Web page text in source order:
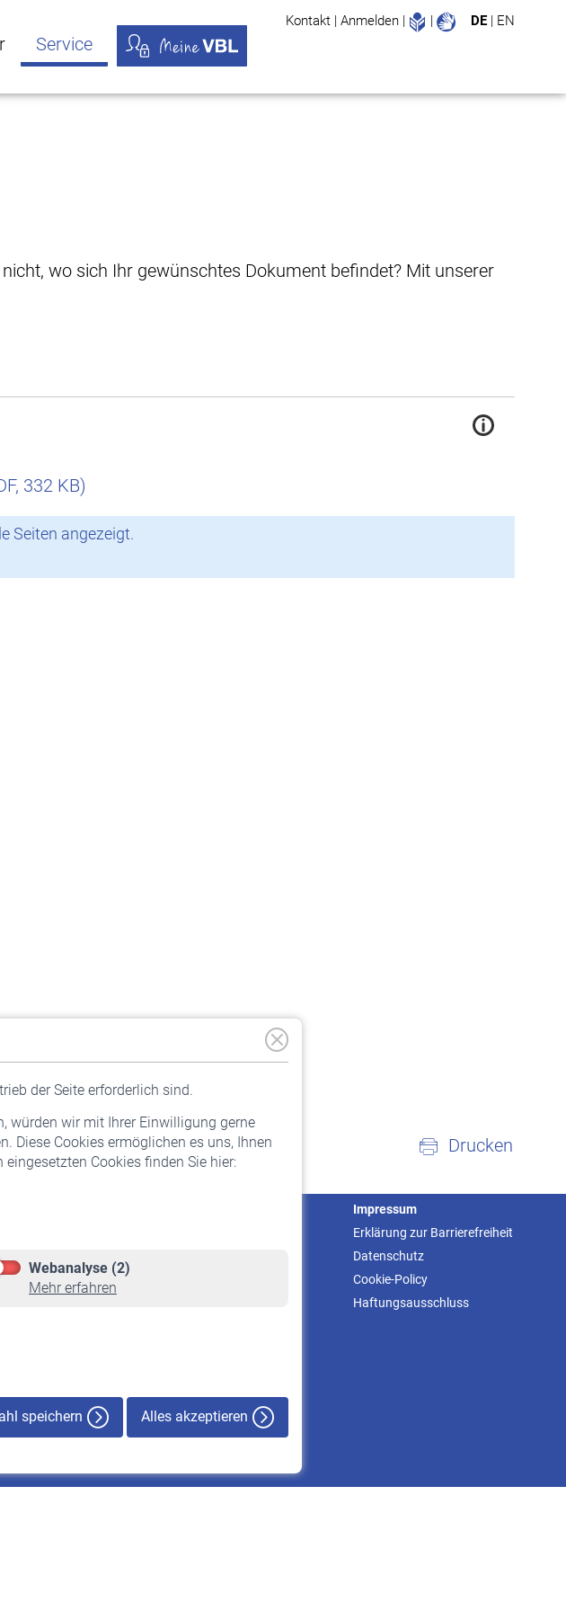
Service
Kontakt | Anmelden | Leichte Sprache
| DE | EN
wo sich Ihr gewünschtes Dokument befindet? Mit unserer
332 KB)
Seiten angezeigt.
der Seite erforderlich sind.
würden wir mit Ihrer Einwilligung gerne
Diese Cookies ermöglichen es uns, Ihnen
Cookies finden Sie hier:
Webanalyse (2)
Mehr erfahren
speichern Alles akzeptieren
Drucken
beantragen
Impressum
Erklärung zur Barrierefreiheit
Datenschutz
Cookie-Policy
Haftungsausschluss